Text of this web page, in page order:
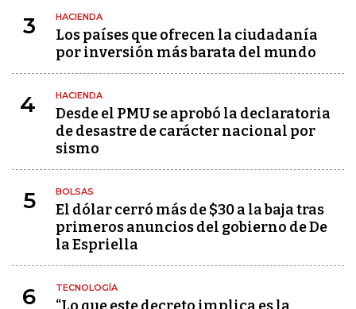
3 HACIENDA
Los países que ofrecen la ciudadanía
por inversión más barata del mundo
4 HACIENDA
Desde el PMU se aprobó la declaratoria
de desastre de carácter nacional por
sismo
5 BOLSAS
El dólar cerró más de $30 a la baja tras
primeros anuncios del gobierno de De
la Espriella
6 TECNOLOGÍA